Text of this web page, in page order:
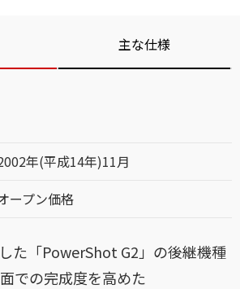
主な仕様
年(平成14年)11月
ープン価格
た「PowerShot G2」の後継機種
での完成度を高めた